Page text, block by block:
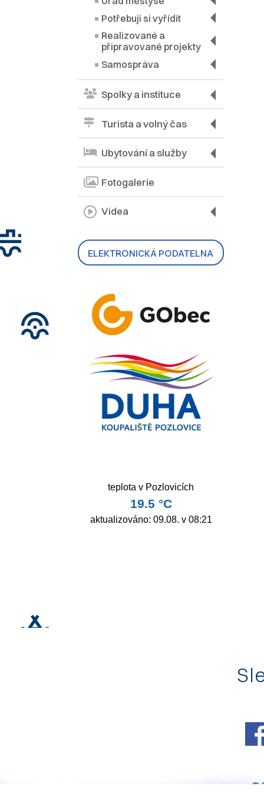
Potřebuji si vyřídit
Realizované a
připravované projekty
Samospráva
Spolky a instituce
Turista a volný čas
Ubytování a služby
Fotogalerie
Videa
ELEKTRONICKÁ PODATELNA
©